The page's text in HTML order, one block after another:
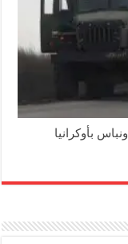
بأوكرانيا